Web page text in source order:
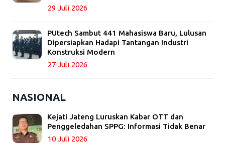
29 Juli 2026
PUtech Sambut 441 Mahasiswa Baru, Lulusan
Dipersiapkan Hadapi Tantangan Industri
Konstruksi Modern
27 Juli 2026
NASIONAL
Kejati Jateng Luruskan Kabar OTT dan
Penggeledahan SPPG: Informasi Tidak Benar
10 Juli 2026